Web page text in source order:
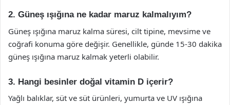
2. Güneş ışığına ne kadar maruz kalmalıyım?
Güneş ışığına maruz kalma süresi, cilt tipine, mevsime ve
coğrafi konuma göre değişir. Genellikle, günde 15-30 dakika
güneş ışığına maruz kalmak yeterli olabilir.
3. Hangi besinler doğal vitamin D içerir?
Yağlı balıklar, süt ve süt ürünleri, yumurta ve UV ışığına